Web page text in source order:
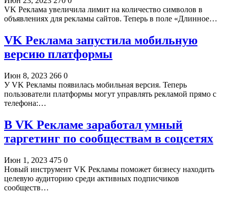
VK Реклама увеличила лимит на количество символов в
объявлениях для рекламы сайтов. Теперь в поле «Длинное…
VK Реклама запустила мобильную
версию платформы
Июн 8, 2023 266 0
У VK Рекламы появилась мобильная версия. Теперь
пользователи платформы могут управлять рекламой прямо с
телефона:…
В VK Рекламе заработал умный
таргетинг по сообществам в соцсетях
Июн 1, 2023 475 0
Новый инструмент VK Рекламы поможет бизнесу находить
целевую аудиторию среди активных подписчиков
сообществ…